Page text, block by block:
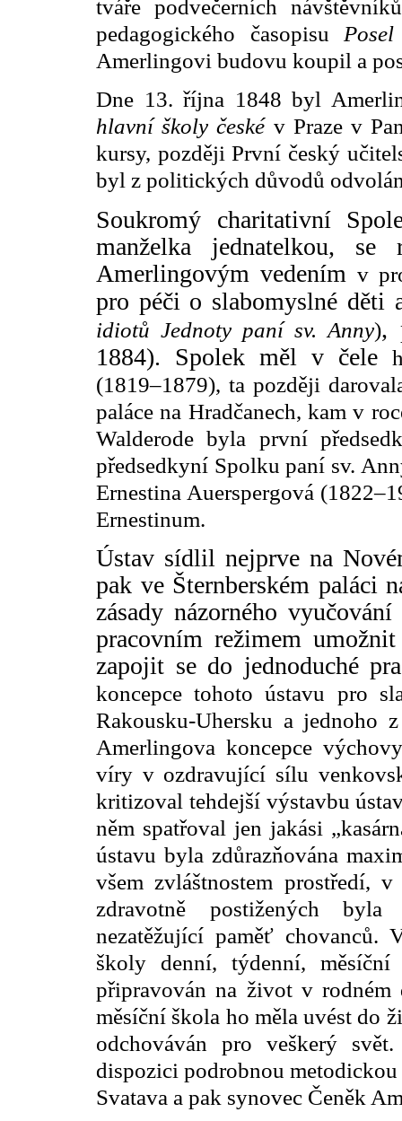
tváře podvečerních
pedagogického časopisu
Amerlingovi budovu koupil a
Dne 13. října 1848 byl
hlavní školy českév Praze v
kursy, později První český
byl z politických důvodů
Soukromý charitativní
manželka jednatelkou,
Amerlingovým vedenímv
pro péči o slabomyslné děti
idiotů Jednoty paní sv. Anny),
1884). Spolek měl v čele
(1819–1879), ta později
paláce na Hradčanech, kam v
Walderode byla první
předsedkyní Spolku paní sv.
Ernestina Auerspergová
Ernestinum.
Ústav sídlil nejprve na
pak ve Šternberském paláci
zásady názorného
pracovním režimem
zapojit se do jednoduché
koncepce tohoto ústavu pro
Rakousku-Uhersku a
Amerlingova koncepce
víry v ozdravující sílu
kritizoval tehdejší výstavbu
něm spatřoval jen jakási
ústavu byla zdůrazňována
všem zvláštnostem prostředí,
zdravotně postižených byla
nezatěžující paměť chovanců.
školy denní, týdenní,
připravován na život v
měsíční škola ho měla uvést do
odchováván pro veškerý
dispozici podrobnou
Svatava a pak synovec Čeněk